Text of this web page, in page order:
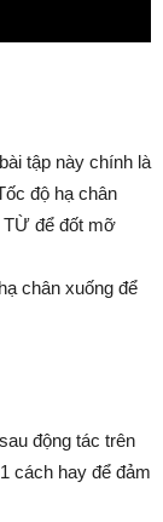
tập này chính là
độ hạ chân
TỪ để đốt mỡ
chân xuống để
động tác trên
cách hay để đảm